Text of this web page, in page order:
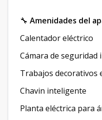
🔧 Amenidades del
Calentador eléctrico
Cámara de seguridad
Trabajos decorativos
Chavin inteligente
Planta eléctrica para